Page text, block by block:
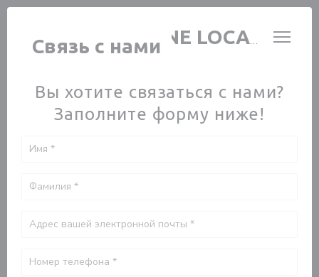
Панель управления cookies
L’ATRIUM CUISINE LOCALE
Связь с нами
Вы хотите связаться с нами?
Заполните форму ниже!